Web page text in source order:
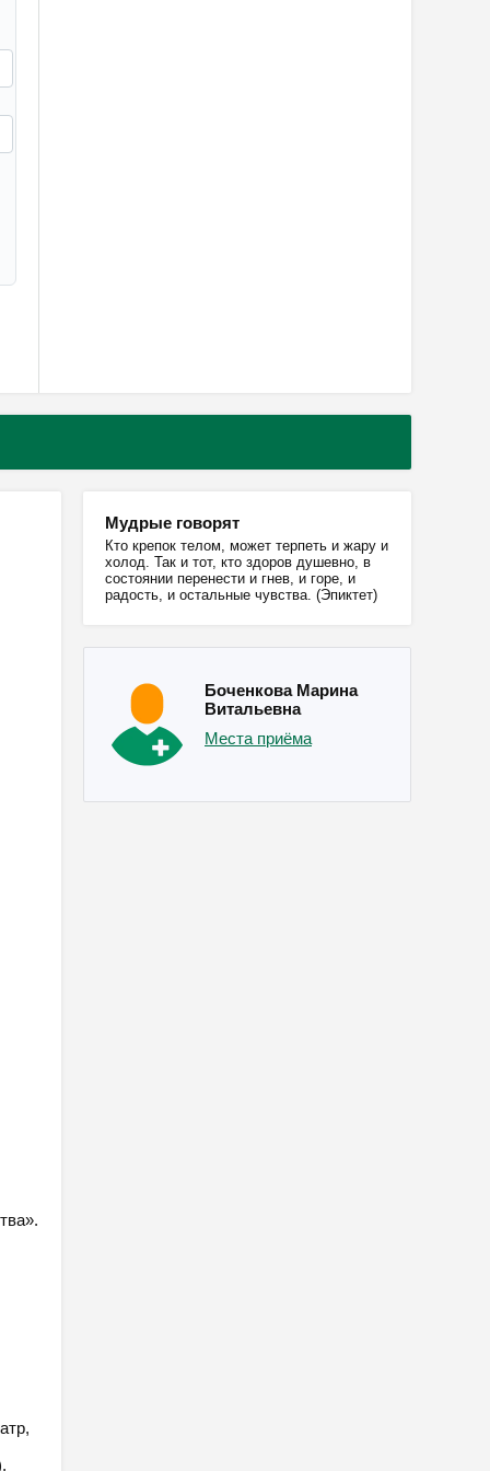
Мудрые говорят
Кто крепок телом, может терпеть и жару и
холод. Так и тот, кто здоров душевно, в
состоянии перенести и гнев, и горе, и
радость, и остальные чувства. (Эпиктет)
Боченкова Марина
Витальевна
Места приёма